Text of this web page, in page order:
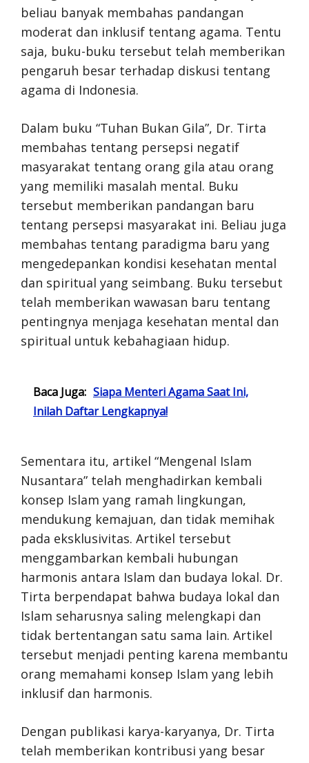
beliau banyak membahas pandangan
moderat dan inklusif tentang agama. Tentu
saja, buku-buku tersebut telah memberikan
pengaruh besar terhadap diskusi tentang
agama di Indonesia.
Dalam buku “Tuhan Bukan Gila”, Dr. Tirta
membahas tentang persepsi negatif
masyarakat tentang orang gila atau orang
yang memiliki masalah mental. Buku
tersebut memberikan pandangan baru
tentang persepsi masyarakat ini. Beliau juga
membahas tentang paradigma baru yang
mengedepankan kondisi kesehatan mental
dan spiritual yang seimbang. Buku tersebut
telah memberikan wawasan baru tentang
pentingnya menjaga kesehatan mental dan
spiritual untuk kebahagiaan hidup.
Baca Juga: Siapa Menteri Agama Saat Ini,
Inilah Daftar Lengkapnya!
Sementara itu, artikel “Mengenal Islam
Nusantara” telah menghadirkan kembali
konsep Islam yang ramah lingkungan,
mendukung kemajuan, dan tidak memihak
pada eksklusivitas. Artikel tersebut
menggambarkan kembali hubungan
harmonis antara Islam dan budaya lokal. Dr.
Tirta berpendapat bahwa budaya lokal dan
Islam seharusnya saling melengkapi dan
tidak bertentangan satu sama lain. Artikel
tersebut menjadi penting karena membantu
orang memahami konsep Islam yang lebih
inklusif dan harmonis.
Dengan publikasi karya-karyanya, Dr. Tirta
telah memberikan kontribusi yang besar